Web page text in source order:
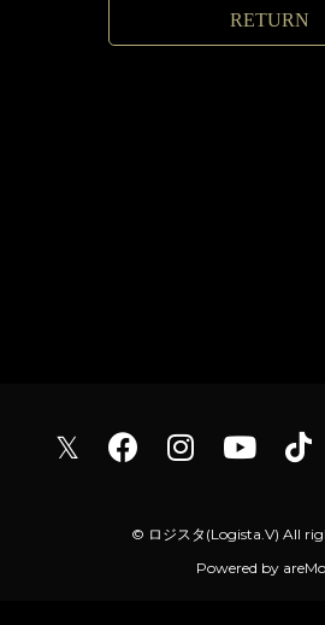
RETURN
𝕏
© ロジスタ(Logista.V) All
Powered by